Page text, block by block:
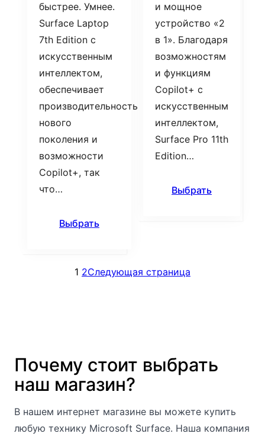
быстрее. Умнее.
Surface Laptop
7th Edition с
искусственным
интеллектом,
обеспечивает
производительность
нового
поколения и
возможности
Copilot+, так
что…
Выбрать
и мощное
устройство «2
в 1». Благодаря
возможностям
и функциям
Copilot+ с
искусственным
интеллектом,
Surface Pro 11th
Edition…
Выбрать
1 2Следующая страница
Почему стоит выбрать
наш магазин?
В нашем интернет магазине вы можете купить
любую технику Microsoft Surface. Наша компания